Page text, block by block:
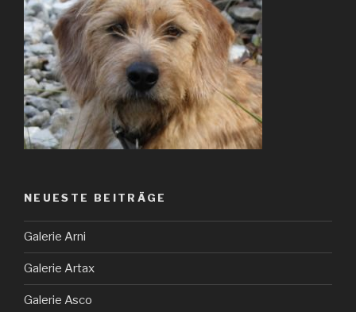
NEUESTE BEITRÄGE
Galerie Arni
Galerie Artax
Galerie Asco